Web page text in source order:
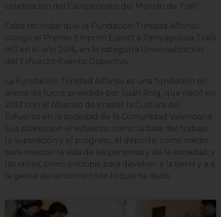
celebración del Campeonato del Mundo de Trail”.
Cabe recordar que la Fundación Trinidad Alfonso
otorgó el Premio Emprén Esport a Penyagolosa Trails
HG en el año 2016, en la categoría Universalización
del Esfuerzo-Evento Deportivo.
La Fundación Trinidad Alfonso es una fundación sin
ánimo de lucro, presidida por Juan Roig, que nació en
2012 con el objetivo de irradiar la Cultura del
Esfuerzo en la sociedad de la Comunidad Valenciana.
Sus pilares son el esfuerzo, como la base del trabajo,
la superación y el progreso, el deporte, como medio
para mejorar la vida de las personas y de la sociedad, y
las raíces, como principio para devolver a la tierra y a a
la gente del entorno todo lo que ha dado.